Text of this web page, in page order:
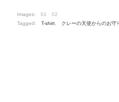
Images: 01
02
Tagged: T-shirt クレーの天使からのお守